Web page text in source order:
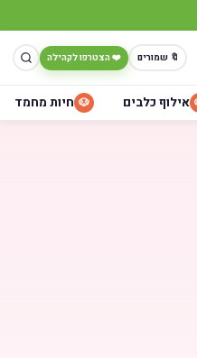
🔖 שמורים ❤️ הצטרפו לקהילה
אילוף כלבים 🐶 חיות מחמד